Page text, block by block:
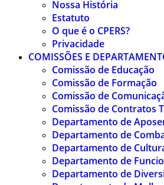
Nossa História
Estatuto
O que é o CPERS?
Privacidade
COMISSÕES E
Comissão de Educação
Comissão de Formação
Comissão de
Comissão de Contratos
Departamento de
Departamento de
Departamento de
Departamento de
Departamento de